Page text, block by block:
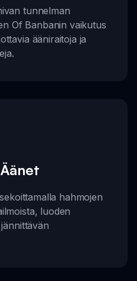
tunnelman
Of Banbanin vaikutus
ääniraitoja ja
hahmojen
luoden